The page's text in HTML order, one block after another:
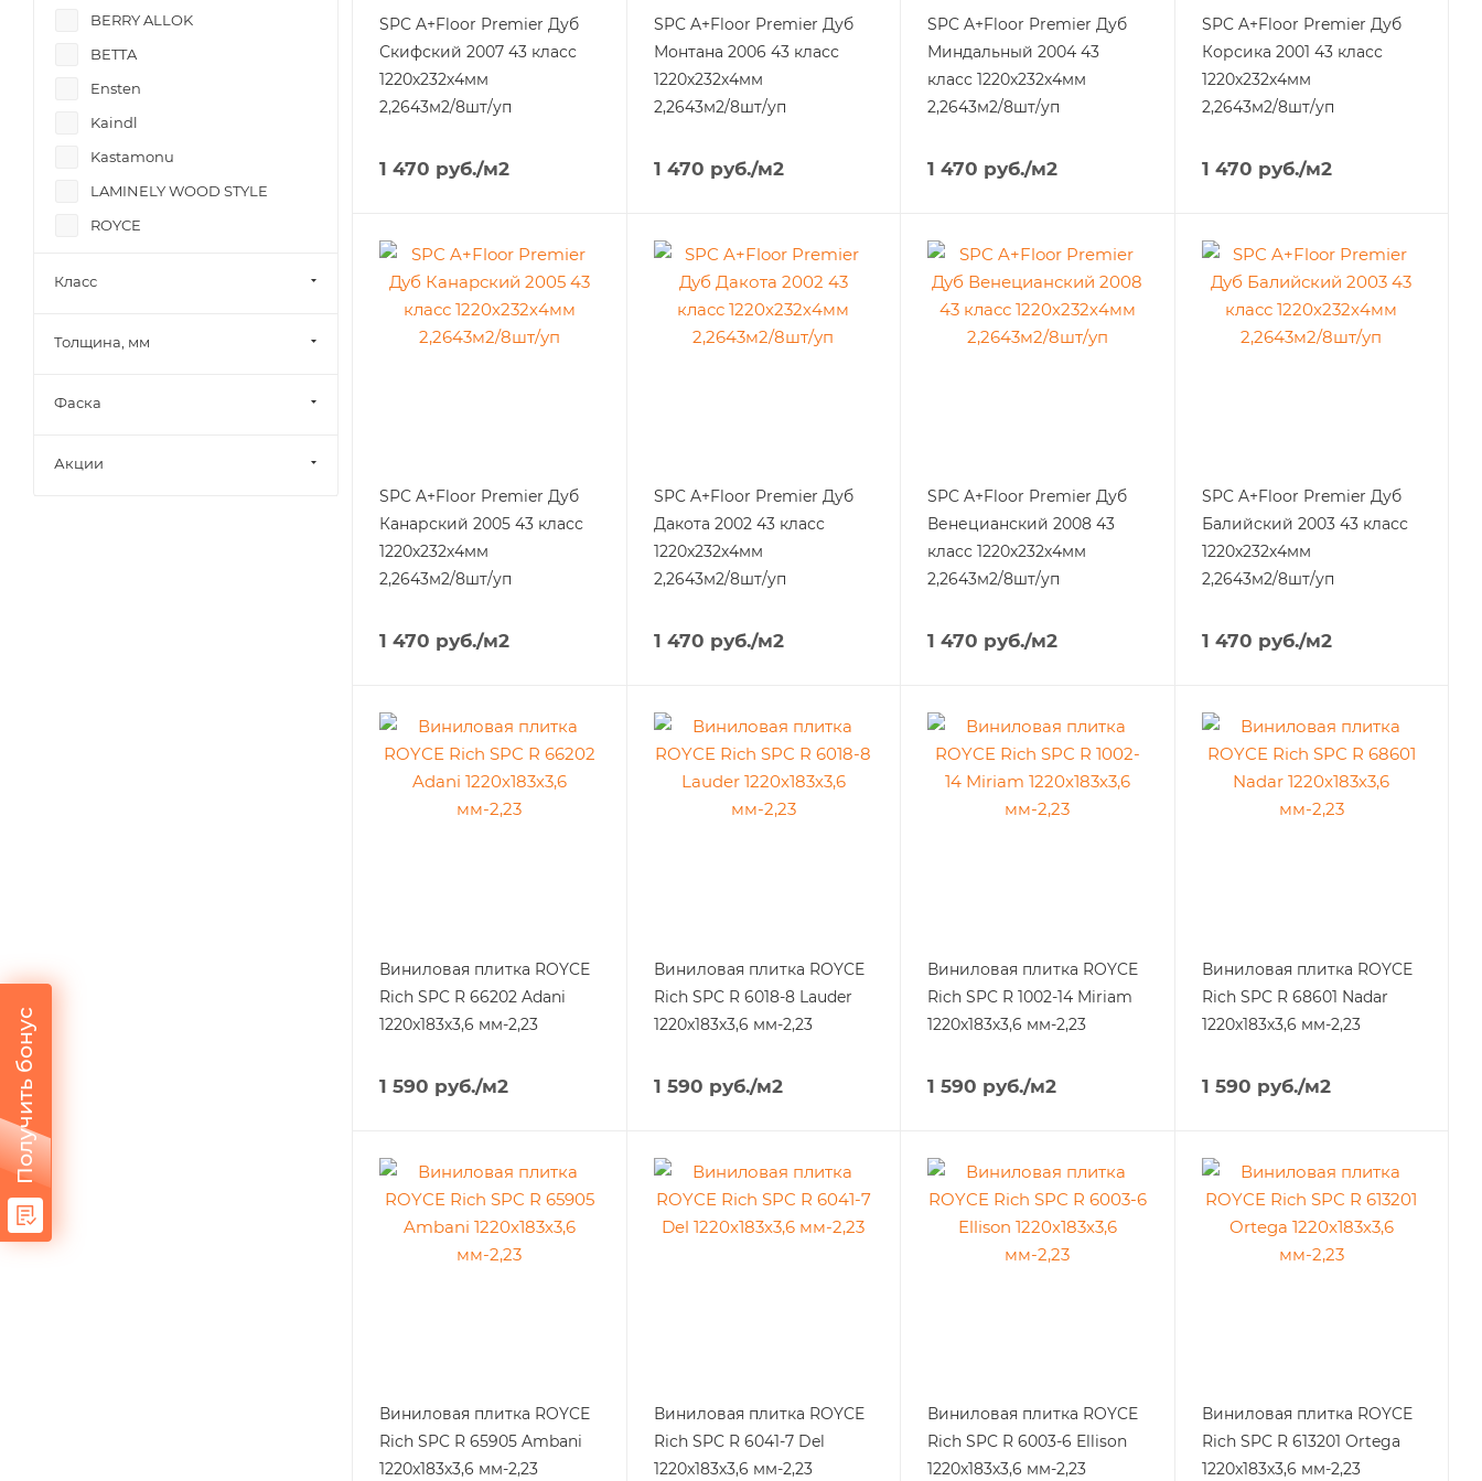
SPC A+Floor Premier Дуб
Скифский 2007 43 класс
1220х232х4мм
2,2643м2/8шт/уп
1 470 руб./м2
SPC A+Floor Premier Дуб
Монтана 2006 43 класс
1220х232х4мм
2,2643м2/8шт/уп
1 470 руб./м2
SPC A+Floor Premier Дуб
Миндальный 2004 43
класс 1220х232х4мм
2,2643м2/8шт/уп
1 470 руб./м2
SPC A+Floor Premier Дуб
Корсика 2001 43 класс
1220х232х4мм
2,2643м2/8шт/уп
1 470 руб./м2
SPC A+Floor Premier Дуб
Канарский 2005 43 класс
1220х232х4мм
2,2643м2/8шт/уп
1 470 руб./м2
SPC A+Floor Premier Дуб
Дакота 2002 43 класс
1220х232х4мм
2,2643м2/8шт/уп
1 470 руб./м2
SPC A+Floor Premier Дуб
Венецианский 2008 43
класс 1220х232х4мм
2,2643м2/8шт/уп
1 470 руб./м2
SPC A+Floor Premier Дуб
Балийский 2003 43 класс
1220х232х4мм
2,2643м2/8шт/уп
1 470 руб./м2
Виниловая плитка ROYCE
Rich SPC R 66202 Adani
1220x183х3,6 мм-2,23
1 590 руб./м2
Виниловая плитка ROYCE
Rich SPC R 6018-8 Lauder
1220x183х3,6 мм-2,23
1 590 руб./м2
Виниловая плитка ROYCE
Rich SPC R 1002-14 Miriam
1220x183х3,6 мм-2,23
1 590 руб./м2
Виниловая плитка ROYCE
Rich SPC R 68601 Nadar
1220x183х3,6 мм-2,23
1 590 руб./м2
Виниловая плитка ROYCE
Rich SPC R 65905 Ambani
1220x183х3,6 мм-2,23
Виниловая плитка ROYCE
Rich SPC R 6041-7 Del
1220x183х3,6 мм-2,23
Виниловая плитка ROYCE
Rich SPC R 6003-6 Ellison
1220x183х3,6 мм-2,23
Виниловая плитка ROYCE
Rich SPC R 613201 Ortega
1220x183х3,6 мм-2,23
BERRY ALLOK
BETTA
Ensten
Kaindl
Kastamonu
LAMINELY WOOD STYLE
ROYCE
Класс
Толщина, мм
Фаска
Акции
Получить бонус